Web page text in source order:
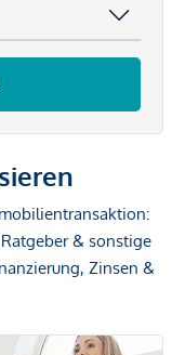
& sonstige
Zinsen &